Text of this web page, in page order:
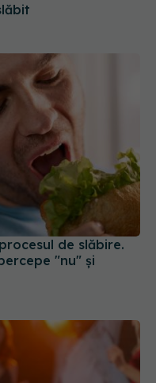
de slăbire.
"nu" și